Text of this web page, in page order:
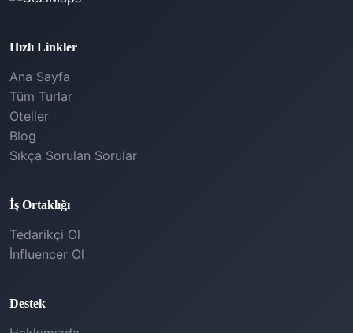
Hızlı Linkler
Ana Sayfa
Tüm Turlar
Oteller
Blog
Sıkça Sorulan Sorular
İş Ortaklığı
Tedarikçi Ol
İnfluencer Ol
Destek